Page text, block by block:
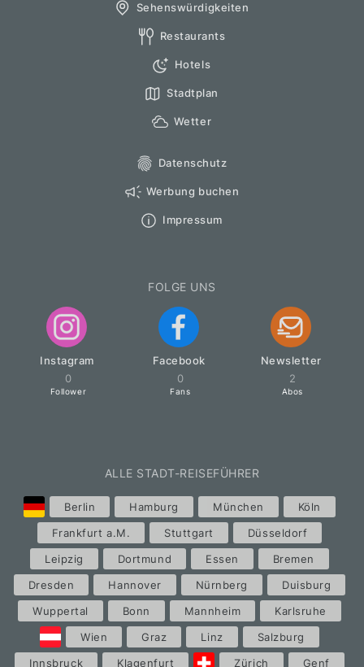
Sehenswürdigkeiten
Restaurants
Hotels
Stadtplan
Wetter
Datenschutz
Werbung buchen
Impressum
FOLGE UNS
Instagram
0
Follower
Facebook
0
Fans
Newsletter
2
Abos
ALLE STADT-REISEFÜHRER
Berlin Hamburg München
Köln
Frankfurt a.M.
Stuttgart
Düsseldorf
Leipzig
Dortmund Essen
Bremen
Dresden
Hannover Nürnberg
Duisburg
Wuppertal
Bonn Mannheim
Karlsruhe
Wien
Graz Linz
Salzburg
Innsbruck
Klagenfurt Zürich Genf